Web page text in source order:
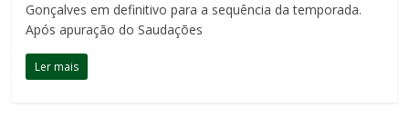
Gonçalves em definitivo para a sequência da temporada.
Após apuração do Saudações
Ler mais